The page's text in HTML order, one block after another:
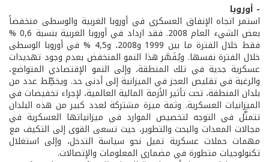
- أوروبا
استمر اتجاه الإنفاق العسكري في أوروبا الغربية والوسطى منخفضاً
بعض الشيء العام 2008. فقد ازداد في أوروبا الغربية بنسبة 0,6 %
فقط خلال الفترة ما بين 1999 و2008، و4,5 % في أوروبا الوسطى
خلال الفترة نفسها. ويُفَسَّر هذا النمو المنخفض بعدم وجود تهديدات
عسكرية جدية في تلك المنطقة، وإلى النمو الإقتصادي المتواضع،
والرغبة في تقليص العجز في الميزانية إلى أدنى حد. ويخطِّط عدد من
بلدان المنطقة، تحت تأثير الأزمة المالية العالمية، لإجراء تخفيضات في
الميزانيات العسكرية. وثمة ميزة مشتركة لعدد كبير من هذه البلدان
تتمثَّل في التوجه لتخصيص الموارد في ميزانياتها العسكرية في
مجالات المعدات والبحث والتطوير، حيث تسعى القوى إلى التكيف مع
مهمات حملات عسكرية تميل نحو سياسة التدخل، وإلى استغلال
تكنولوجيات متطورة في مضماري المعلومات والإتصالات.